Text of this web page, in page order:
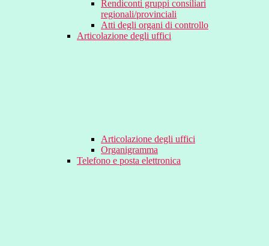
Rendiconti gruppi consiliari
regionali/provinciali
Atti degli organi di controllo
Articolazione degli uffici
Articolazione degli uffici
Organigramma
Telefono e posta elettronica